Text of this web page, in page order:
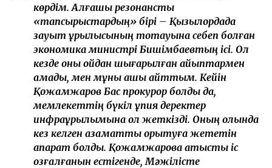
көрдім. Алғашқы резонансты
«тапсырыстардың» бірі – Қызылордада
зауыт құрылысының тоқтауына себеп болған
экономика министрі Бишімбаевтың ісі. Ол
кезде оны ойдан шығарылған айыптармен
қамады, мен мұны ашық айттым. Кейін
Қожамжаров Бас прокурор болды да,
мемлекеттің бүкіл құпия деректер
инфрақұрылымына қол жеткізді. Оның қолында
кез келген азаматты қорқытуға жететін
ақпарат болды. Қожамжаровқа қатысты іс
қозғалғанын естігенде, Мәжілісте